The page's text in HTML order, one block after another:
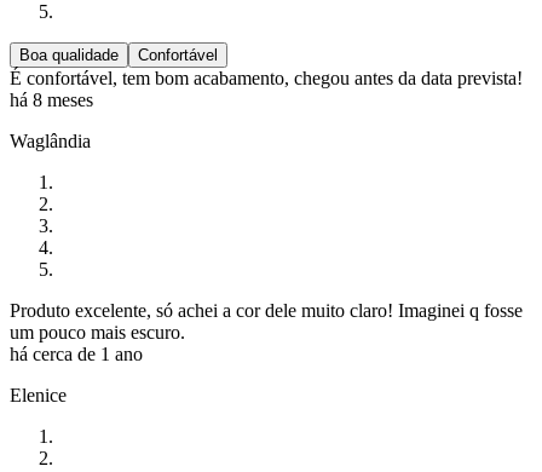
Boa qualidade Confortável
É confortável, tem bom acabamento, chegou antes da data prevista!
há 8 meses
Waglândia
Produto excelente, só achei a cor dele muito claro! Imaginei q fosse
um pouco mais escuro.
há cerca de 1 ano
Elenice